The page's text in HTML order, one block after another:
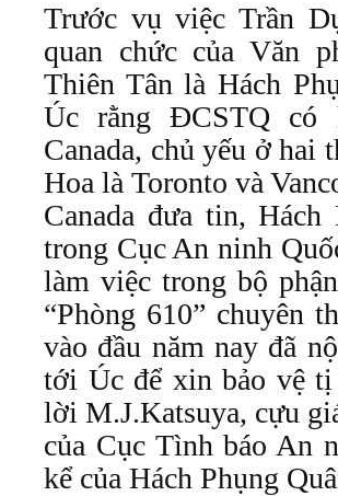
Trước vụ việc Trần
quan chức của Văn
Thiên Tân là Hách
Úc rằng ĐCSTQ có
Canada, chủ yếu ở hai
Hoa là Toronto và
Canada đưa tin,
trong Cục An ninh
làm việc trong bộ
“Phòng 610” chuyên
vào đầu năm nay đã
tới Úc để xin bảo vệ tị
lời M.J.Katsuya, cựu
của Cục Tình báo An
kể của Hách Phụng